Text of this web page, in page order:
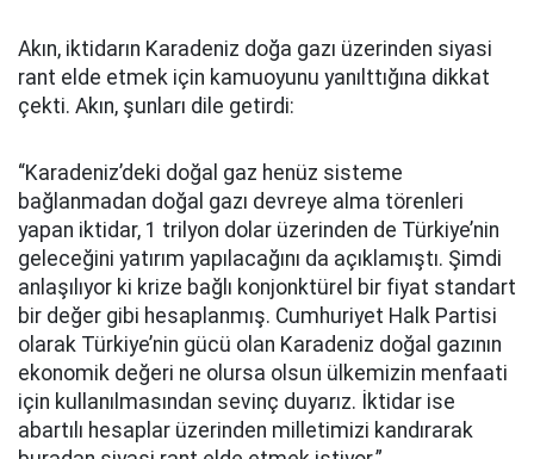
Akın, iktidarın Karadeniz doğa gazı üzerinden siyasi
rant elde etmek için kamuoyunu yanılttığına dikkat
çekti. Akın, şunları dile getirdi:
“Karadeniz’deki doğal gaz henüz sisteme
bağlanmadan doğal gazı devreye alma törenleri
yapan iktidar, 1 trilyon dolar üzerinden de Türkiye’nin
geleceğini yatırım yapılacağını da açıklamıştı. Şimdi
anlaşılıyor ki krize bağlı konjonktürel bir fiyat standart
bir değer gibi hesaplanmış. Cumhuriyet Halk Partisi
olarak Türkiye’nin gücü olan Karadeniz doğal gazının
ekonomik değeri ne olursa olsun ülkemizin menfaati
için kullanılmasından sevinç duyarız. İktidar ise
abartılı hesaplar üzerinden milletimizi kandırarak